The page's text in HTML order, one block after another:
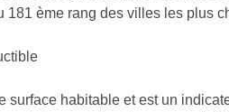
ème rang des villes les plus
surface habitable et est un